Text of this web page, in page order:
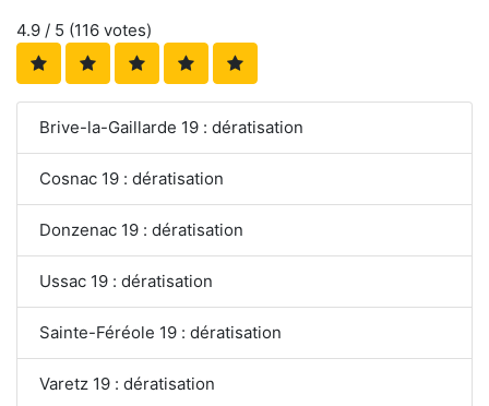
4.9 / 5 (116 votes)
Brive-la-Gaillarde 19 : dératisation
Cosnac 19 : dératisation
Donzenac 19 : dératisation
Ussac 19 : dératisation
Sainte-Féréole 19 : dératisation
Varetz 19 : dératisation